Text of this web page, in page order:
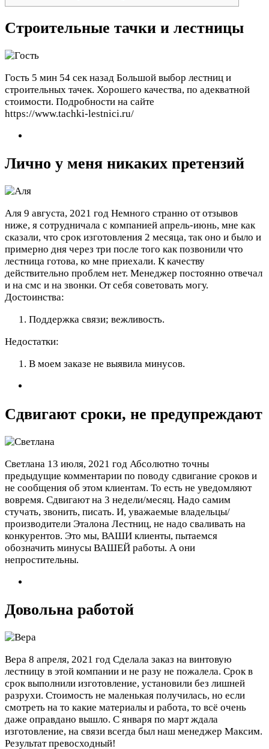
Строительные тачки и лестницы
Гость 5 мин 54 сек назад Большой выбор лестниц и
строительных тачек. Хорошего качества, по адекватной
стоимости. Подробности на сайте
https://www.tachki-lestnici.ru/
Лично у меня никаких претензий
Аля 9 августа, 2021 год Немного странно от отзывов
ниже, я сотрудничала с компанией апрель-июнь, мне как
сказали, что срок изготовления 2 месяца, так оно и было и
примерно дня через три после того как позвонили что
лестница готова, ко мне приехали. К качеству
действительно проблем нет. Менеджер постоянно отвечал
и на смс и на звонки. От себя советовать могу.
Достоинства:
Поддержка связи; вежливость.
Недостатки:
В моем заказе не выявила минусов.
Сдвигают сроки, не предупреждают
Светлана 13 июля, 2021 год Абсолютно точны
предыдущие комментарии по поводу сдвигание сроков и
не сообщения об этом клиентам. То есть не уведомляют
вовремя. Сдвигают на 3 недели/месяц. Надо самим
стучать, звонить, писать. И, уважаемые владельцы/
производители Эталона Лестниц, не надо сваливать на
конкурентов. Это мы, ВАШИ клиенты, пытаемся
обозначить минусы ВАШЕЙ работы. А они
непростительны.
Довольна работой
Вера 8 апреля, 2021 год Сделала заказ на винтовую
лестницу в этой компании и не разу не пожалела. Срок в
срок выполнили изготовление, установили без лишней
разрухи. Стоимость не маленькая получилась, но если
смотреть на то какие материалы и работа, то всё очень
даже оправдано вышло. С января по март ждала
изготовление, на связи всегда был наш менеджер Максим.
Результат превосходный!